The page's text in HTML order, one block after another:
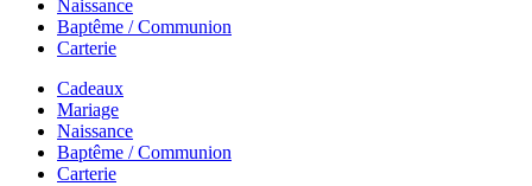
Naissance
Baptême / Communion
Carterie
Cadeaux
Mariage
Naissance
Baptême / Communion
Carterie